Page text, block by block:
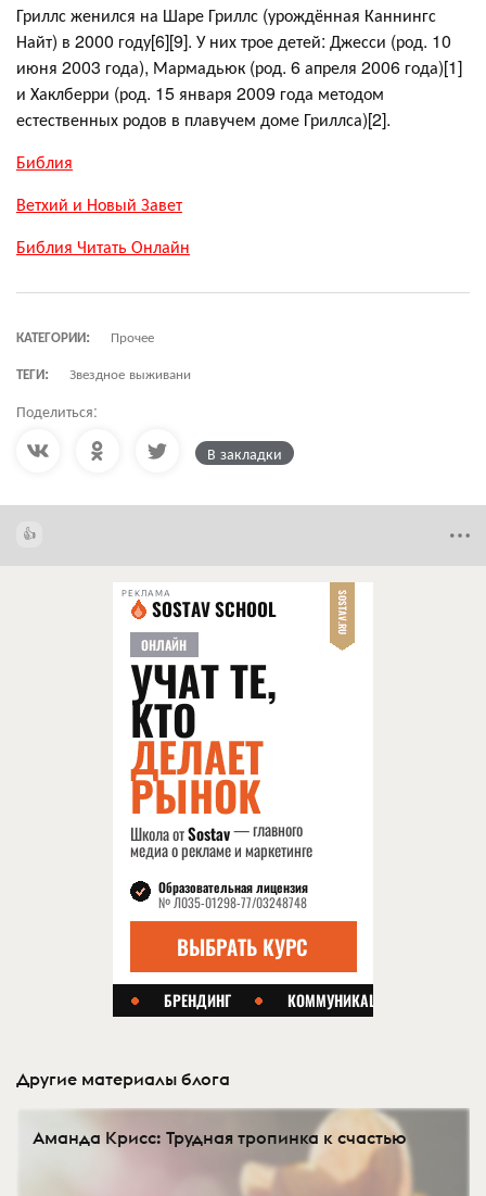
Гриллс женился на Шаре Гриллс (урождённая Каннингс
Найт) в 2000 году[6][9]. У них трое детей: Джесси (род. 10
июня 2003 года), Мармадьюк (род. 6 апреля 2006 года)[1]
и Хаклберри (род. 15 января 2009 года методом
естественных родов в плавучем доме Гриллса)[2].
Библия
Ветхий и Новый Завет
Библия Читать Онлайн
КАТЕГОРИИ:
Прочее
ТЕГИ:
Звездное выживани
Поделиться:
В закладки
РЕКЛАМА
Другие материалы блога
Аманда Крисс: Трудная тропинка к счастью